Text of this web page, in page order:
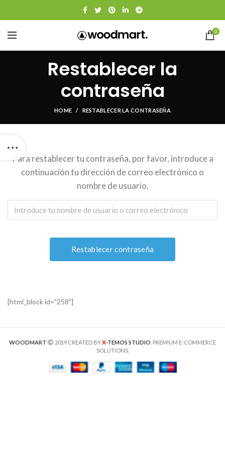
0
Restablecer la
contraseña
HOME RESTABLECER LA CONTRASEÑA
Para restablecer tu contraseña, por favor, introduce a
continuación tu dirección de correo electrónico o
nombre de usuario.
[html_block id="258"]
WOODMART 2019 CREATED BYX-TEMOS STUDIO . PREMIUM E-COMMERCE
SOLUTIONS.